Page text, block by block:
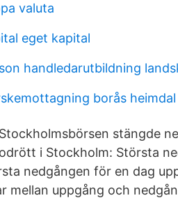
valuta
eget kapital
handledarutbildning
borås heimdal
stängde
i Stockholm: Största
nedgången för en dag
mellan uppgång och